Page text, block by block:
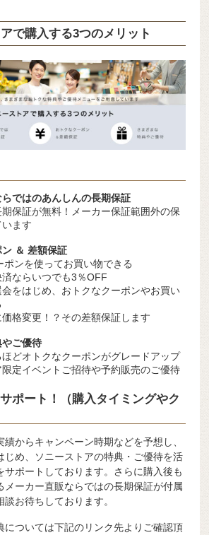
で購入する3つのメリット
らではのあんしんの長期保証
期保証が無料！メーカー保証範囲外の保
ます
＆ 差額保証
ポンを使ってお買い物できる
済ならいつでも3％OFF
会をはじめ、おトクなクーポンやお買い
価格変更！？その差額保証します
やご優待
ほどオトクなクーポンがグレードアップ
限定イベントご招待や予約販売のご優待
ポート！（購入タイミングやク
からキャンペーン時期などを予想し、
じめ、ソニーストアの特典・ご優待を活
サポートしております。さらに購入後も
メーカー直販ならではの長期保証が付属
談お待ちしております。
については下記のリンク先よりご確認頂